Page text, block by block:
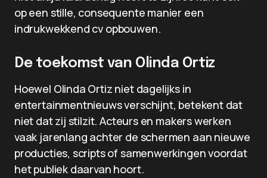
op een stille, consequente manier een
indrukwekkend cv opbouwen.
De toekomst van Olinda Ortiz
Hoewel Olinda Ortiz niet dagelijks in
entertainmentnieuws verschijnt, betekent dat
niet dat zij stilzit. Acteurs en makers werken
vaak jarenlang achter de schermen aan nieuwe
producties, scripts of samenwerkingen voordat
het publiek daarvan hoort.